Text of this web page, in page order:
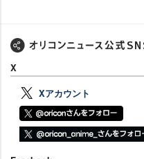
X
Xアカウント